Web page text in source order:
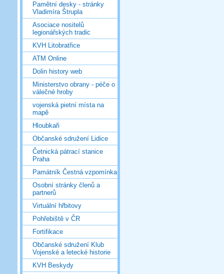
Pamětní desky - stránky
Vladimíra Štrupla
Asociace nositelů
legionářských tradic
KVH Litobratřice
ATM Online
Dolin history web
Ministerstvo obrany - péče o
válečné hroby
vojenská pietní místa na
mapě
Hloubkaři
Občanské sdružení Lidice
Četnická pátrací stanice
Praha
Památník Čestná vzpomínka
Osobní stránky členů a
partnerů
Virtuální hřbitovy
Pohřebiště v ČR
Fortifikace
Občanské sdružení Klub
Vojenské a letecké historie
KVH Beskydy